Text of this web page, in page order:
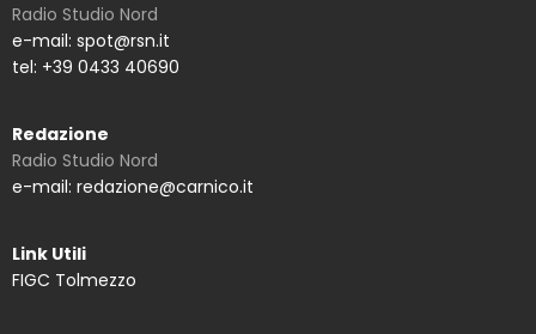
Radio Studio Nord
e-mail: spot@rsn.it
tel: +39 0433 40690
Redazione
Radio Studio Nord
e-mail: redazione@carnico.it
Link Utili
FIGC Tolmezzo